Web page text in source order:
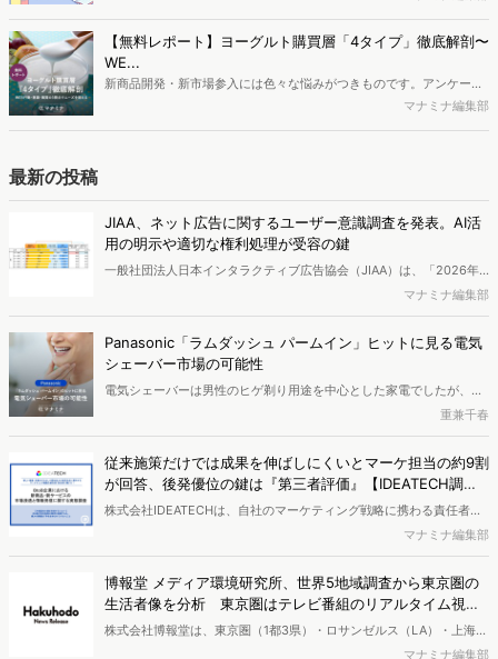
ち、スマートフォンを取り巻く環境が成熟するなか、新興SNSの台頭
により高校生のデジタルライフスタイルは新たな変化を見せていま
す。※資料は記事内の入力フォームより、ダウンロードいただけま
【無料レポート】ヨーグルト購買層「4タイプ」徹底解剖〜
WE...
新商品開発・新市場参入には色々な悩みがつきものです。アンケート
調査を実施しても、購買実態が不透明、新商品の受容性も判断しきれ
ポートとなっています。※本レポートは記事のフォームから無料でダ
ウンロードできます。
マナミナ編集部
最新の投稿
JIAA、ネット広告に関するユーザー意識調査を発表。AI活
用の明示や適切な権利処理が受容の鍵
一般社団法人日本インタラクティブ広告協会（JIAA）は、「2026年
インターネット広告に関するユーザー意識調査（定量）」を実施し、
結果を公開しました。
マナミナ編集部
Panasonic「ラムダッシュ パームイン」ヒットに見る電気
シェーバー市場の可能性
電気シェーバーは男性のヒゲ剃り用途を中心とした家電でしたが、近
年さまざまなニーズに対応するグルーミング製品へと広がりを見せて
います。今回は、検索データなどをもとに電気シェーバー市場の今後
の可能性を考察します。シェーバー関連検索者の検索キーワードや流
入サイト、属性を分析し、市場の展開を探りました。
重兼千春
従来施策だけでは成果を伸ばしにくいとマーケ担当の約9割
が回答、後発優位の鍵は『第三者評価』【IDEATECH調
査】
株式会社IDEATECHは、自社のマーケティング戦略に携わる責任者・
担当者（BtoB／BtoCを問わず、新しい価値・市場の打ち出しや認知
拡大の意思決定に関与する層）を対象に、BtoB企業における新商品・
新サービスの市場浸透と情報発信に関する実態調査を実施し、結果を
公開しました。
マナミナ編集部
博報堂 メディア環境研究所、世界5地域調査から東京圏の
生活者像を分析 東京圏はテレビ番組のリアルタイム視聴
が強く、信用度も高い
株式会社博報堂は、東京圏（1都3県）・ロサンゼルス（LA）・上海・
ロンドン・ドイツ全域の5地域で、各900名・計4,500名（10～50
マナミナ編集部